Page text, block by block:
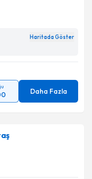
Haritada Göster
Daha Fazla